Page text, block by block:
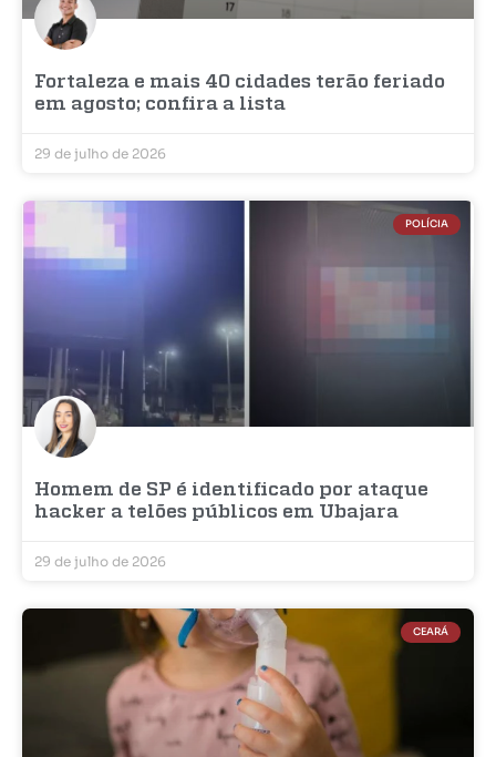
Fortaleza e mais 40 cidades terão feriado
em agosto; confira a lista
29 de julho de 2026
POLÍCIA
Homem de SP é identificado por ataque
hacker a telões públicos em Ubajara
29 de julho de 2026
CEARÁ